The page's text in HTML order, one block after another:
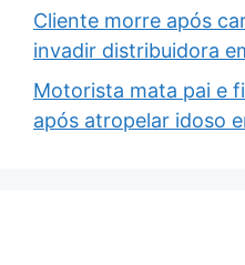
Cliente morre após
invadir distribuidora
Motorista mata pai e
após atropelar idoso